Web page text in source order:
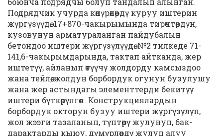
Подрядчик учурда көпүрөлөрдү куруу иштерин
жүргүзүүдө. 17+870-чакырымында тирөөчтөрдүн,
кузовунун арматураланган пайдубалын
бетондоо иштери жүргүзүлүүдө. №2 тилкеде 71-
141,6-чакырымдарында, тактап айтканда, жер
иштетүү, айланып өтүүчү жолдорду камсыздоо
жана тейлөө, жолдун борбордук огунун бузулушу
жана жер астындагы элементтерди бекитүү
иштери бүткөрүлгөн. Конструкциялардын
борбордук окторун бузуу иштери жүргүзүлүп,
жол жээги тазаланып, түптөрү жулунуп, бак-
дарактарды кыюу, дүмүрлөрдү жулуп алуу